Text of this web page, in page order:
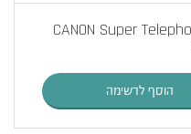
CANON Super
הוסף לרשימה